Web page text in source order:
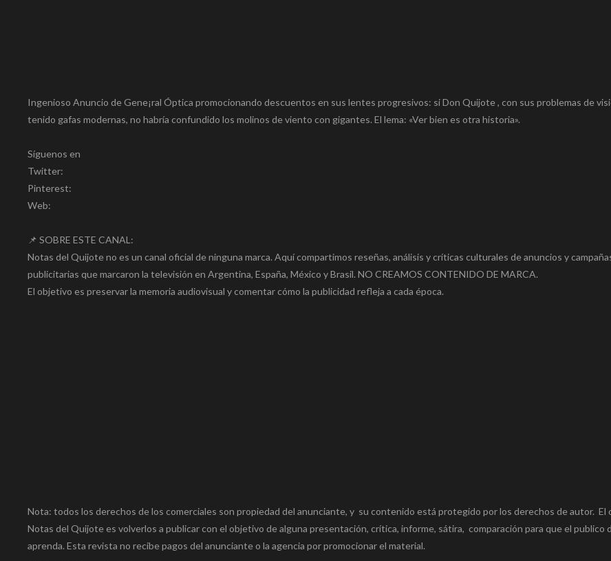
Ingenioso Anuncio de Gene¡ral Óptica promocionando descuentos en sus lentes progresivos: si Don Quijote , con sus problemas de
tenido gafas modernas, no habría confundido los molinos de viento con gigantes. El lema: «Ver bien es otra historia».
Síguenos en
Twitter:
Pinterest:
Web:
📌 SOBRE ESTE CANAL:
Notas del Quijote no es un canal oficial de ninguna marca. Aquí compartimos reseñas, análisis y críticas culturales de anuncios y
publicitarias que marcaron la televisión en Argentina, España, México y Brasil. NO CREAMOS CONTENIDO DE MARCA.
El objetivo es preservar la memoria audiovisual y comentar cómo la publicidad refleja a cada época.
Nota: todos los derechos de los comerciales son propiedad del anunciante, y su contenido está protegido por los derechos de autor. El
Notas del Quijote es volverlos a publicar con el objetivo de alguna presentación, crítica, informe, sátira, comparación para que el publico
aprenda. Esta revista no recibe pagos del anunciante o la agencia por promocionar el material.